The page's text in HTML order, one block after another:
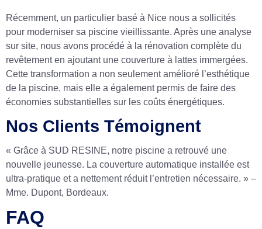
Récemment, un particulier basé à Nice nous a sollicités
pour moderniser sa piscine vieillissante. Après une analyse
sur site, nous avons procédé à la rénovation complète du
revêtement en ajoutant une couverture à lattes immergées.
Cette transformation a non seulement amélioré l’esthétique
de la piscine, mais elle a également permis de faire des
économies substantielles sur les coûts énergétiques.
Nos Clients Témoignent
« Grâce à SUD RESINE, notre piscine a retrouvé une
nouvelle jeunesse. La couverture automatique installée est
ultra-pratique et a nettement réduit l’entretien nécessaire. » –
Mme. Dupont, Bordeaux.
FAQ